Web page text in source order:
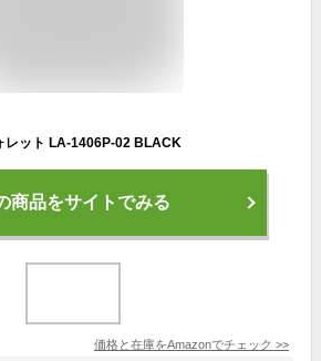
レット LA-1406P-02 BLACK
商品をサイトでみる
価格と在庫をAmazonでチェック >>